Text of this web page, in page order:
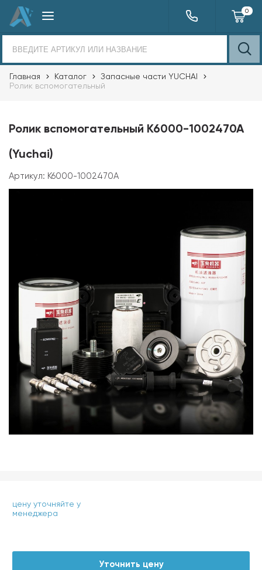
0
Главная Каталог
Запасные части YUCHAI
Ролик вспомогательный
Ролик вспомогательный K6000-1002470A
(Yuchai)
Артикул: K6000-1002470A
цену уточняйте у
менеджера
Уточнить цену